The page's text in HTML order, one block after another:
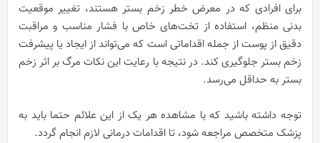
برای افرادی که در معرض خطر زخم بستر هستند، تغییر موقعیت
بدنی منظم، استفاده از تخت‌های خاص با فشار مناسب و مراقبت
دقیق از پوست از جمله اقداماتی است که می‌تواند از ایجاد یا پیشرفت
زخم بستر جلوگیری کند. در نتیجه با رعایت این نکات مرگ بر اثر زخم
بستر به حداقل می‌رسد.
توجه داشته باشید که با مشاهده هر یک از این علائم حتما باید به
پزشک متخصص مراجعه شود، تا اقدامات درمانی لازم انجام گردد.